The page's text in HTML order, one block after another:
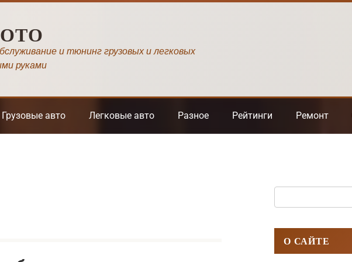
и тюнинг грузовых и легковых
руками
Грузовые авто Легковые авто Разное Рейтинги Ремонт
О САЙТЕ